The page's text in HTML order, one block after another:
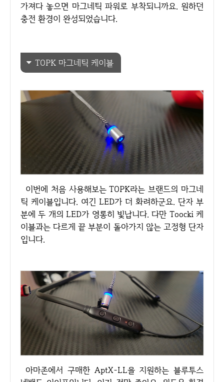
가져다 놓으면 마그네틱 파워로 부착되니까요. 원하던
충전 환경이 완성되었습니다.
TOPK 마그네틱 케이블
이번에 처음 사용해보는 TOPK라는 브랜드의 마그네
틱 케이블입니다. 여긴 LED가 더 화려하군요. 단자 부
분에 두 개의 LED가 영롱히 빛납니다. 다만 Toocki 케
이블과는 다르게 끝 부분이 돌아가지 않는 고정형 단자
입니다.
아마존에서 구매한 AptX-LL을 지원하는 블루투스